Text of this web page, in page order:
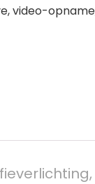
video-